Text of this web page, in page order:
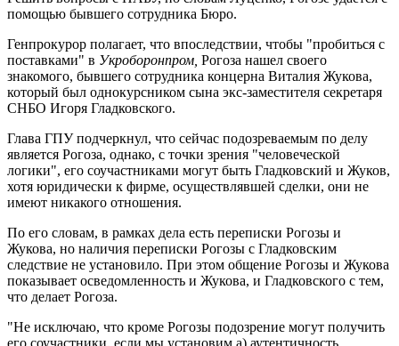
помощью бывшего сотрудника Бюро.
Генпрокурор полагает, что впоследствии, чтобы "пробиться с
поставками" в Укроборонпром, Рогоза нашел своего
знакомого, бывшего сотрудника концерна Виталия Жукова,
который был однокурсником сына экс-заместителя секретаря
СНБО Игоря Гладковского.
Глава ГПУ подчеркнул, что сейчас подозреваемым по делу
является Рогоза, однако, с точки зрения "человеческой
логики", его соучастниками могут быть Гладковский и Жуков,
хотя юридически к фирме, осуществлявшей сделки, они не
имеют никакого отношения.
По его словам, в рамках дела есть переписки Рогозы и
Жукова, но наличия переписки Рогозы с Гладковским
следствие не установило. При этом общение Рогозы и Жукова
показывает осведомленность и Жукова, и Гладковского с тем,
что делает Рогоза.
"Не исключаю, что кроме Рогозы подозрение могут получить
его соучастники, если мы установим а) аутентичность